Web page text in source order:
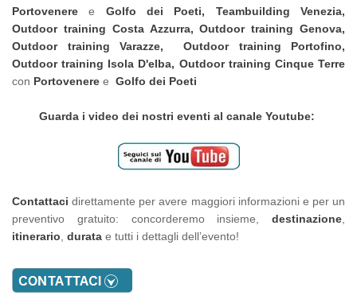
Portovenere e Golfo dei Poeti, Teambuilding Venezia,
Outdoor training Costa Azzurra,Outdoor trainingGenova,
Outdoor training Varazze, Outdoor training Portofino,
Outdoor training Isola D'elba, Outdoor training Cinque Terre
con Portovenere e Golfo dei Poeti
Guarda i video dei nostri eventi al canale Youtube:
Contattacidirettamente per avere maggiori informazioni e per un
preventivo gratuito: concorderemo insieme, destinazione
itinerario durata e tutti i dettagli dell’evento!